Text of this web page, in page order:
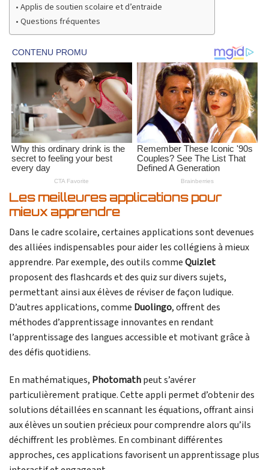
Applis de soutien scolaire et d’entraide
Questions fréquentes
Les meilleures applications pour
mieux apprendre
Dans le cadre scolaire, certaines applications sont devenues
des alliées indispensables pour aider les collégiens à mieux
apprendre. Par exemple, des outils commeQuizlet
proposent des flashcards et des quiz sur divers sujets,
permettant ainsi aux élèves de réviser de façon ludique.
D’autres applications, comme Duolingo, offrent des
méthodes d’apprentissage innovantes en rendant
l’apprentissage des langues accessible et motivant grâce à
des défis quotidiens.
En mathématiques, Photomathpeut s’avérer
particulièrement pratique. Cette appli permet d’obtenir des
solutions détaillées en scannant les équations, offrant ainsi
aux élèves un soutien précieux pour comprendre alors qu’ils
déchiffrent les problèmes. En combinant différentes
approches, ces applications favorisent un apprentissage plus